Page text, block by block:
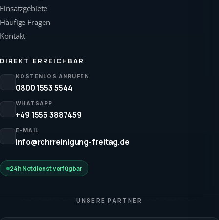
Einsatzgebiete
Häufige Fragen
Kontakt
DIREKT ERREICHBAR
KOSTENLOS ANRUFEN
0800 1553 5544
WHATSAPP
+49 1556 3887459
E-MAIL
info@rohrreinigung-freitag.de
24h Notdienst verfügbar
UNSERE PARTNER